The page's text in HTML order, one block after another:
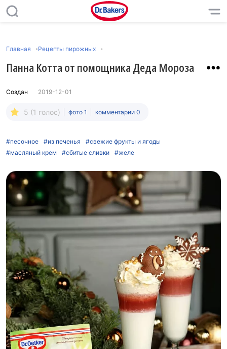
Главная Рецепты пирожных
Панна Котта от помощника Деда Мороза
Создан 2019-12-01
5 (1 голос) фото 1 комментарии 0
#песочное #из печенья
#свежие фрукты и ягоды
#масляный крем
#сбитые сливки #желе